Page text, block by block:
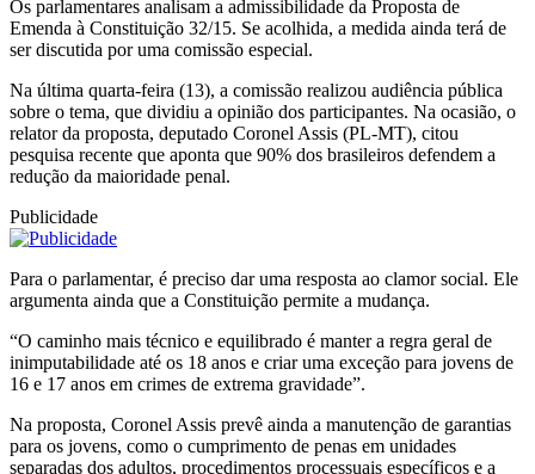
Os parlamentares analisam a admissibilidade da Proposta de
Emenda à Constituição 32/15. Se acolhida, a medida ainda terá de
ser discutida por uma comissão especial.
Na última quarta-feira (13), a comissão realizou audiência pública
sobre o tema, que dividiu a opinião dos participantes. Na ocasião, o
relator da proposta, deputado Coronel Assis (PL-MT), citou
pesquisa recente que aponta que 90% dos brasileiros defendem a
redução da maioridade penal.
Publicidade
Para o parlamentar, é preciso dar uma resposta ao clamor social. Ele
argumenta ainda que a Constituição permite a mudança.
“O caminho mais técnico e equilibrado é manter a regra geral de
inimputabilidade até os 18 anos e criar uma exceção para jovens de
16 e 17 anos em crimes de extrema gravidade”.
Na proposta, Coronel Assis prevê ainda a manutenção de garantias
para os jovens, como o cumprimento de penas em unidades
separadas dos adultos, procedimentos processuais específicos e a